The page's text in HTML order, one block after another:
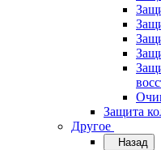
Защита
Другое
Назад